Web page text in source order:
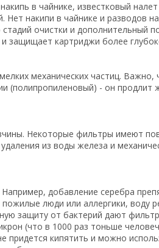
в чайнике, известковый налет
накипи в чайнике и разводов
очистки и дополнительный
защищает картриджи более
механических частиц. Важно,
(полипропиленовый) - он продлит
Некоторые фильтры имеют
из воды железа и
добавление серебра
люди или аллергики, воду
защиту от бактерий дают
(что в 1000 раз тоньше
придется кипятить и можно